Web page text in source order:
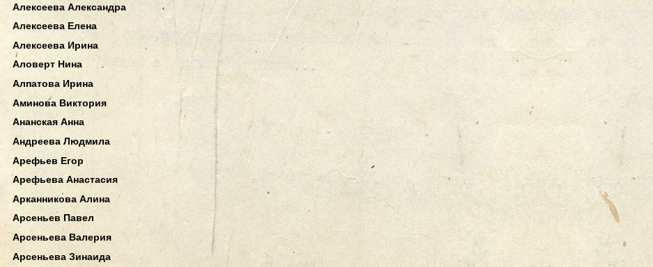
Алексеева Александра
Алексеева Елена
Алексеева Ирина
Аловерт Нина
Алпатова Ирина
Аминова Виктория
Ананская Анна
Андреева Людмила
Арефьев Егор
Арефьева Анастасия
Арканникова Алина
Арсеньев Павел
Арсеньева Валерия
Арсеньева Зинаида